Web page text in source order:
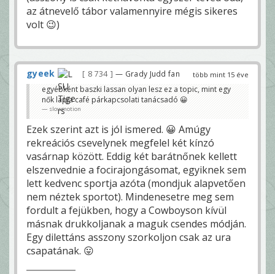
az átnevelő tábor valamennyire mégis sikeres
volt 😉)
több mint 15 éve
gyeek 8 734 — Grady Judd fan
egyébként baszki lassan olyan lesz ez a topic, mint egy
nők lapja café párkapcsolati tanácsadó 😀
slowmotion
Ezek szerint azt is jól ismered. 😀 Amúgy
rekreációs csevelynek megfelel két kínzó
vasárnap között. Eddig két barátnőnek kellett
elszenvednie a focirajongásomat, egyiknek sem
lett kedvenc sportja azóta (mondjuk alapvetően
nem néztek sportot). Mindenesetre meg sem
fordult a fejükben, hogy a Cowboyson kívül
másnak drukkoljanak a maguk csendes módján.
Egy dilettáns asszony szorkoljon csak az ura
csapatának. 😛